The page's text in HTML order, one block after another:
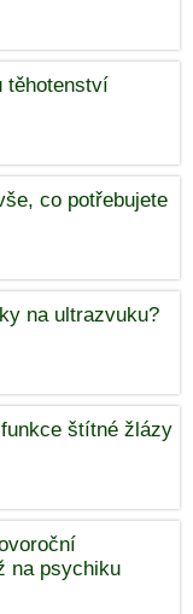
těhotenství
co potřebujete
na ultrazvuku?
štítné žlázy
na psychiku